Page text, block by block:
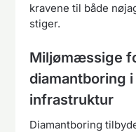
kravene til både
stiger.
Miljømæssige
diamantboring
infrastruktur
Diamantboring